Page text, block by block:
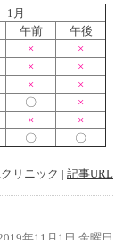
1月
午前
午後
×
×
×
×
×
×
〇
×
×
×
〇 〇
リニック | 記事URL